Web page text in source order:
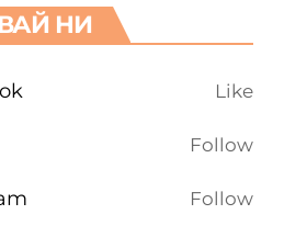
НИ
Like
Follow
Follow